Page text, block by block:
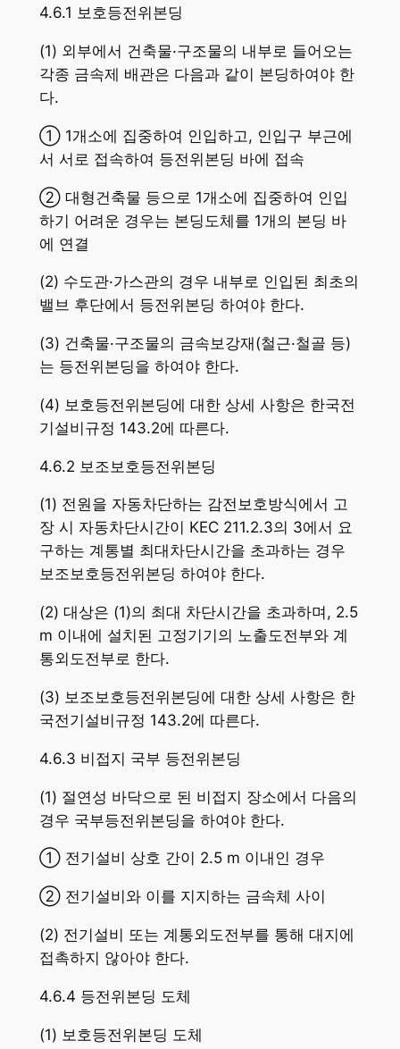
4.6.1 보호등전위본딩
(1) 외부에서 건축물·구조물의 내부로 들어오는
각종 금속제 배관은 다음과 같이 본딩하여야 한
다.
① 1개소에 집중하여 인입하고, 인입구 부근에
서 서로 접속하여 등전위본딩 바에 접속
② 대형건축물 등으로 1개소에 집중하여 인입
하기 어려운 경우는 본딩도체를 1개의 본딩 바
에 연결
(2) 수도관·가스관의 경우 내부로 인입된 최초의
밸브 후단에서 등전위본딩 하여야 한다.
(3) 건축물·구조물의 금속보강재(철근·철골 등)
는 등전위본딩을 하여야 한다.
(4) 보호등전위본딩에 대한 상세 사항은 한국전
기설비규정 143.2에 따른다.
4.6.2 보조보호등전위본딩
(1) 전원을 자동차단하는 감전보호방식에서 고
장 시 자동차단시간이 KEC 211.2.3의 3에서 요
구하는 계통별 최대차단시간을 초과하는 경우
보조보호등전위본딩 하여야 한다.
(2) 대상은 (1)의 최대 차단시간을 초과하며, 2.5
m 이내에 설치된 고정기기의 노출도전부와 계
통외도전부로 한다.
(3) 보조보호등전위본딩에 대한 상세 사항은 한
국전기설비규정 143.2에 따른다.
4.6.3 비접지 국부 등전위본딩
(1) 절연성 바닥으로 된 비접지 장소에서 다음의
경우 국부등전위본딩을 하여야 한다.
① 전기설비 상호 간이 2.5 m 이내인 경우
② 전기설비와 이를 지지하는 금속체 사이
(2) 전기설비 또는 계통외도전부를 통해 대지에
접촉하지 않아야 한다.
4.6.4 등전위본딩 도체
(1) 보호등전위본딩 도체